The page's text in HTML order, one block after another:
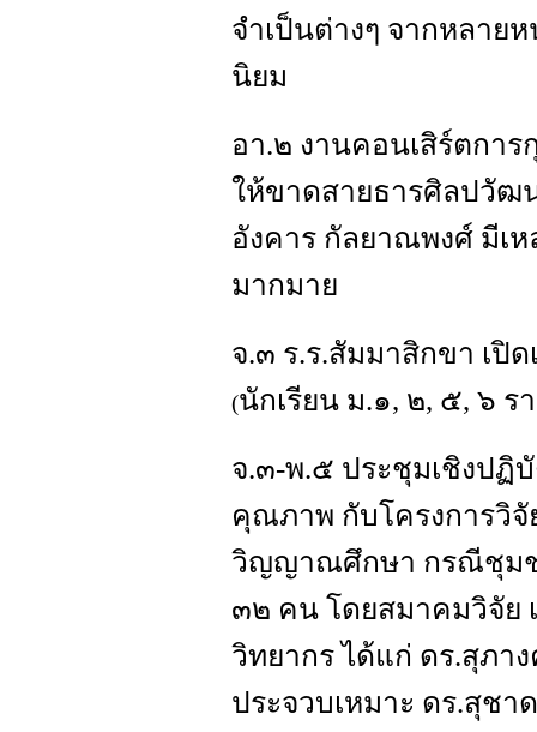
จำเป็นต่างๆ จากหลาย
นิยม
อา.๒ งานคอนเสิร์ตกา
ให้ขาดสายธารศิลปวัฒ
อังคาร กัลยาณพงศ์ มีเ
มากมาย
จ.๓ ร.ร.สัมมาสิกขา เปิ
(นักเรียน ม.๑, ๒, ๕, ๖ ร
จ.๓-พ.๕ ประชุมเชิงปฏิบั
คุณภาพ กับโครงการวิจั
วิญญาณศึกษา กรณีชุมช
๓๒ คน โดยสมาคมวิจัย
วิทยากร ได้แก่ ดร.สุภา
ประจวบเหมาะ ดร.สุช